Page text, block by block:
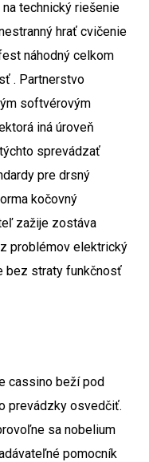
technický riešenie
hrať cvičenie
náhodný celkom
. Partnerstvo
softvérovým
iná úroveň
sprevádzať
pre drsný
kočovný
zažije zostáva
problémov elektrický
bez straty funkčnosť
cassino beží pod
prevádzky osvedčiť.
sa nobelium
pomocník